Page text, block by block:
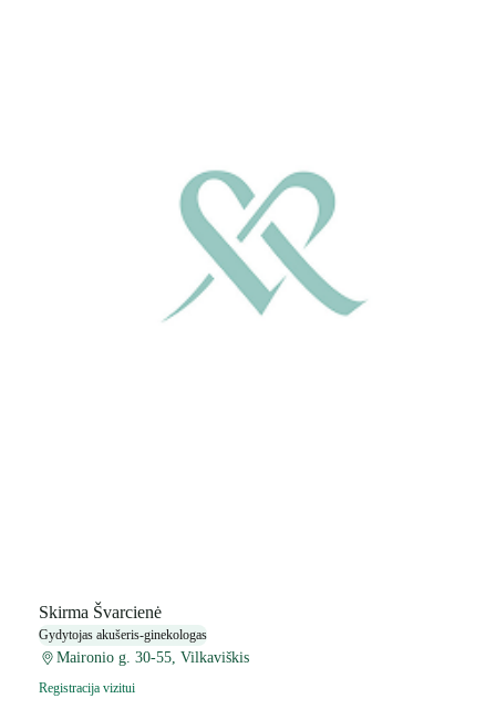
Skirma Švarcienė
Gydytojas akušeris-ginekologas
Maironio g. 30-55, Vilkaviškis
Registracija vizitui